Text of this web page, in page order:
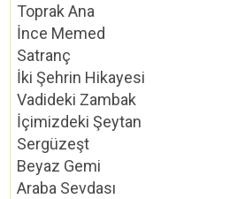
Toprak Ana
İnce Memed
Satranç
İki Şehrin Hikayesi
Vadideki Zambak
İçimizdeki Şeytan
Sergüzeşt
Beyaz Gemi
Araba Sevdası